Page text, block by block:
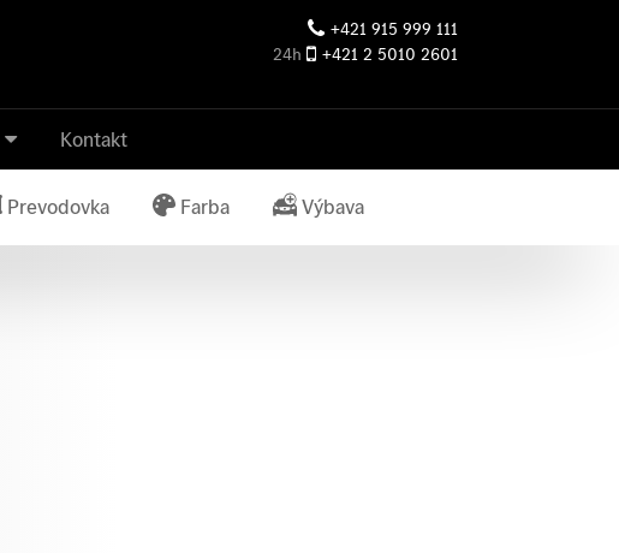
+421 915 999 111
24h
+421 2 5010 2601
Kontakt
Prevodovka Farba Výbava